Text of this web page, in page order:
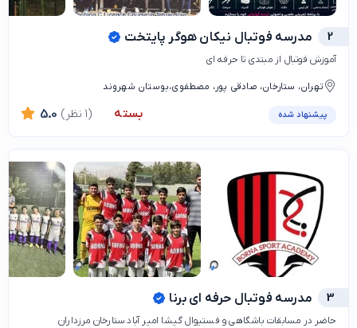
2 مدرسه فوتبال نیکان هوگر پایتخت
آموزش فوتبال از مبتدی تا حرفه ای
تهران، ستارخان، صادقی پور، مصطفوی،بوستان شهروند
پیشنهاد شده بسته 5.0 (1 نظر)
3 مدرسه فوتبال حرفه ای برنا
حاضر در مسابقات باشگاهی و فستیوال گیشا امیر آباد ستارخان مرزداران